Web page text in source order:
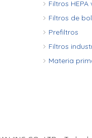
Filtros
Filtros de
Prefiltros
Filtros
Materia